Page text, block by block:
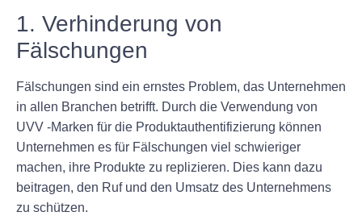
1. Verhinderung von
Fälschungen
Fälschungen sind ein ernstes Problem, das Unternehmen
in allen Branchen betrifft. Durch die Verwendung von
UVV -Marken für die Produktauthentifizierung können
Unternehmen es für Fälschungen viel schwieriger
machen, ihre Produkte zu replizieren. Dies kann dazu
beitragen, den Ruf und den Umsatz des Unternehmens
zu schützen.